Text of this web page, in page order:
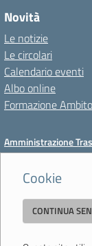
Cookie
CONTINUA
Novità
Le notizie
Le circolari
Calendario eventi
Albo online
Formazione
Amministrazione
Meccanismo di
Istituto di Istruzione